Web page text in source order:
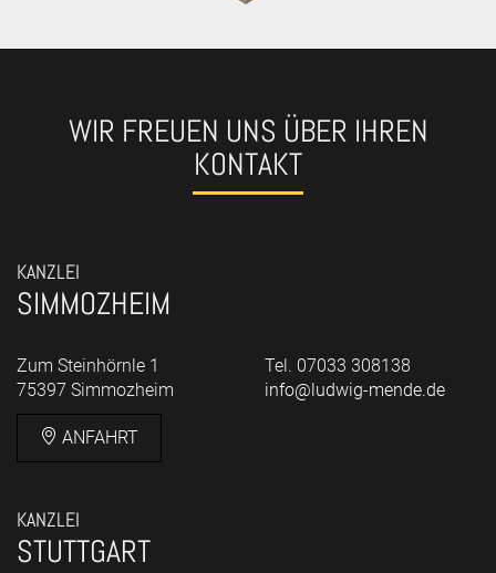
WIR FREUEN UNS ÜBER IHREN
KONTAKT
KANZLEI
SIMMOZHEIM
Zum Steinhörnle 1
75397 Simmozheim
ANFAHRT
Tel. 07033 308138
info@ludwig-mende.de
KANZLEI
STUTTGART